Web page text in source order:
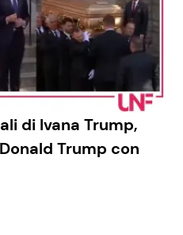
Primi Piatti
Ricette Facili e Veloci
Ricette Feste
Ricette per Bambini
di Ivana Trump,
Trump con